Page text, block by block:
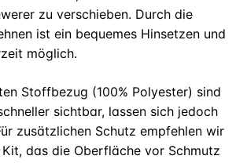
zu verschieben. Durch die
ist ein bequemes Hinsetzen und
möglich.
Stoffbezug (100% Polyester) sind
sichtbar, lassen sich jedoch
zusätzlichen Schutz empfehlen wir
das die Oberfläche vor Schmutz